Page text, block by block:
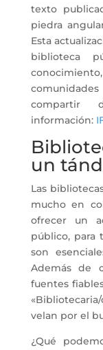
texto
piedra
Esta
biblioteca
compartir
información:
un
Las
mucho en
ofrecer un
público, para
son
Además de
fuentes
velan por el
¿Qué